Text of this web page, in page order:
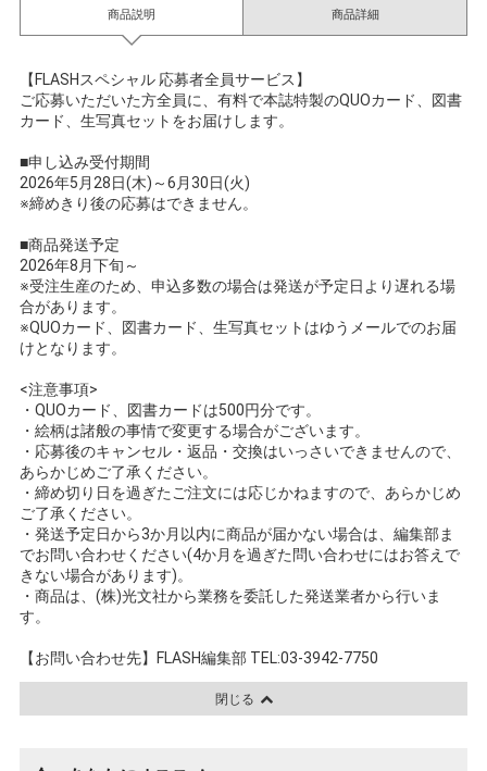
商品説明
【FLASHスペシャル 応募者全員サービス】
ご応募いただいた方全員に、有料で本誌特製のQUOカード、図書
カード、生写真セットをお届けします。
■申し込み受付期間
2026年5月28日(木)～6月30日(火)
※締めきり後の応募はできません。
■商品発送予定
2026年8月下旬～
※受注生産のため、申込多数の場合は発送が予定日より遅れる場
合があります。
※QUOカード、図書カード、生写真セットはゆうメールでのお届
けとなります。
<注意事項>
・QUOカード、図書カードは500円分です。
・絵柄は諸般の事情で変更する場合がございます。
・応募後のキャンセル・返品・交換はいっさいできませんので、
あらかじめご了承ください。
・締め切り日を過ぎたご注文には応じかねますので、あらかじめ
ご了承ください。
・発送予定日から3か月以内に商品が届かない場合は、編集部ま
でお問い合わせください(4か月を過ぎた問い合わせにはお答えで
きない場合があります)。
・商品は、(株)光文社から業務を委託した発送業者から行いま
す。
【お問い合わせ先】FLASH編集部 TEL:03-3942-7750
閉じる
商品詳細